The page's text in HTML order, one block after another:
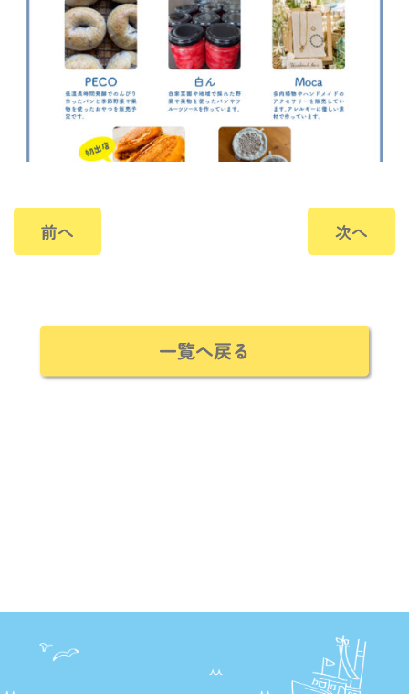
前へ 次へ